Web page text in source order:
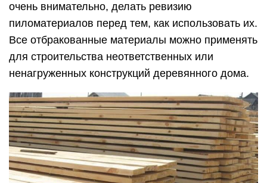
очень внимательно, делать ревизию
пиломатериалов перед тем, как использовать их.
Все отбракованные материалы можно применять
для строительства неответственных или
ненагруженных конструкций деревянного дома.